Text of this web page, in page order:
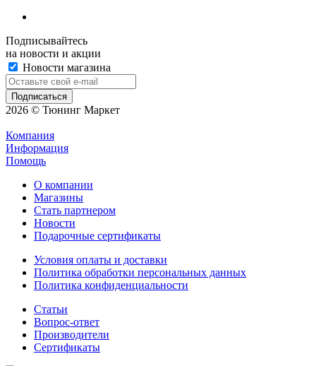
Подписывайтесь
на новости и акции
Новости магазина
2026 © Тюнинг Маркет
Компания
Информация
Помощь
О компании
Магазины
Стать партнером
Новости
Подарочные сертификаты
Условия оплаты и доставки
Политика обработки персональных данных
Политика конфиденциальности
Статьи
Вопрос-ответ
Производители
Сертификаты